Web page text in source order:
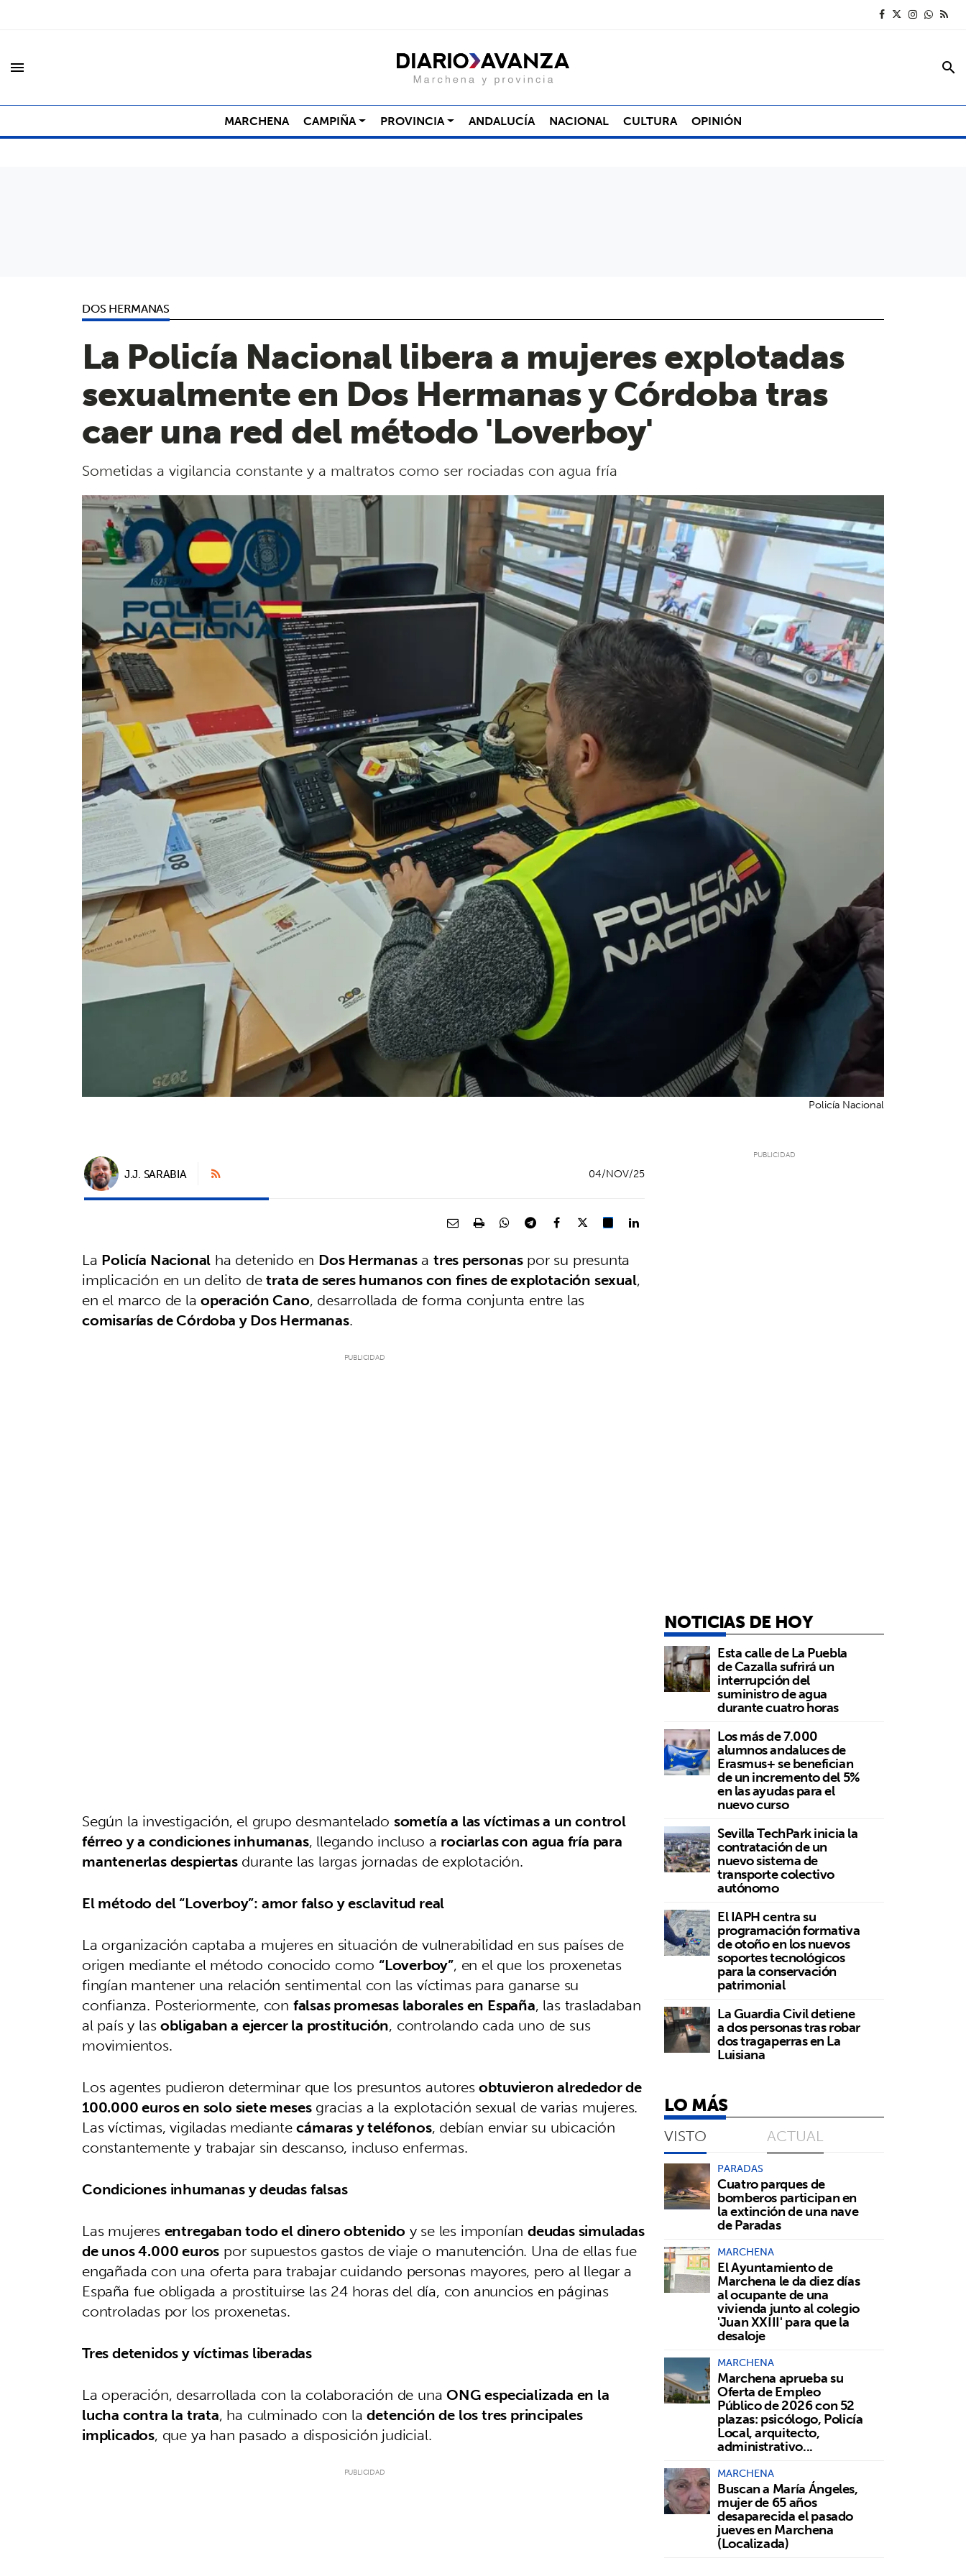
menu search
MARCHENA CAMPIÑA PROVINCIA ANDALUCÍA NACIONAL CULTURA OPINIÓN
DOS HERMANAS
La Policía Nacional libera a mujeres explotadas
sexualmente en Dos Hermanas y Córdoba tras
caer una red del método 'Loverboy'
Sometidas a vigilancia constante y a maltratos como ser rociadas con agua fría
Policía Nacional
J.J. SARABIA 04/NOV/25
La Policía Nacional ha detenido en Dos Hermanasatres personaspor su presunta
implicación en un delito detrata de seres humanos con fines de explotación sexual,
en el marco de laoperación Cano, desarrollada de forma conjunta entre las
comisarías de Córdoba y Dos Hermanas.
Según la investigación, el grupo desmantelado sometía a las víctimas a un control
férreo y a condiciones inhumanas, llegando incluso a rociarlas con agua fría para
mantenerlas despiertasdurante las largas jornadas de explotación.
El método del “Loverboy”: amor falso y esclavitud real
La organización captaba a mujeres en situación de vulnerabilidad en sus países de
origen mediante el método conocido como “Loverboy”, en el que los proxenetas
fingían mantener una relación sentimental con las víctimas para ganarse su
confianza. Posteriormente, con falsas promesas laborales en España, las trasladaban
al país y lasobligaban a ejercer la prostitución, controlando cada uno de sus
movimientos.
Los agentes pudieron determinar que los presuntos autoresobtuvieron alrededor de
100.000 euros en solo siete mesesgracias a la explotación sexual de varias mujeres.
Las víctimas, vigiladas mediantecámaras y teléfonos, debían enviar su ubicación
constantemente y trabajar sin descanso, incluso enfermas.
Condiciones inhumanas y deudas falsas
Las mujeresentregaban todo el dinero obtenido y se les imponíandeudas simuladas
de unos 4.000 euros por supuestos gastos de viaje o manutención. Una de ellas fue
engañada con una oferta para trabajar cuidando personas mayores, pero al llegar a
España fue obligada a prostituirse las 24 horas del día, con anuncios en páginas
controladas por los proxenetas.
Tres detenidos y víctimas liberadas
La operación, desarrollada con la colaboración de unaONG especializada en la
lucha contra la trata, ha culminado con ladetención de los tres principales
implicados, que ya han pasado a disposición judicial.
NOTICIAS DE HOY
Esta calle de La Puebla
de Cazalla sufrirá un
interrupción del
suministro de agua
durante cuatro horas
Los más de 7.000
alumnos andaluces de
Erasmus+ se benefician
de un incremento del 5%
en las ayudas para el
nuevo curso
Sevilla TechPark inicia la
contratación de un
nuevo sistema de
transporte colectivo
autónomo
El IAPH centra su
programación formativa
de otoño en los nuevos
soportes tecnológicos
para la conservación
patrimonial
La Guardia Civil detiene
a dos personas tras robar
dos tragaperras en La
Luisiana
LO MÁS
VISTO ACTUAL
PARADAS
Cuatro parques de
bomberos participan en
la extinción de una nave
de Paradas
MARCHENA
El Ayuntamiento de
Marchena le da diez días
al ocupante de una
vivienda junto al colegio
'Juan XXIII' para que la
desaloje
MARCHENA
Marchena aprueba su
Oferta de Empleo
Público de 2026 con 52
plazas: psicólogo, Policía
Local, arquitecto,
administrativo...
MARCHENA
Buscan a María Ángeles,
mujer de 65 años
desaparecida el pasado
jueves en Marchena
(Localizada)